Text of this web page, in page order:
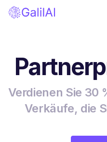
Verdienen Sie 30
Verkäufe, die